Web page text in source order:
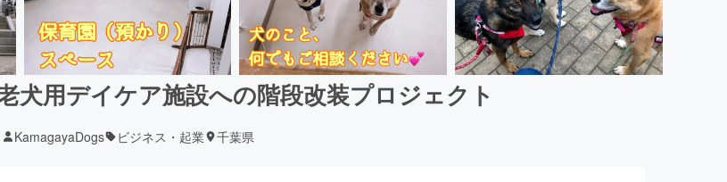
犬用デイケア施設への階段改装プロジェクト
KamagayaDogs ビジネス・起業 千葉県